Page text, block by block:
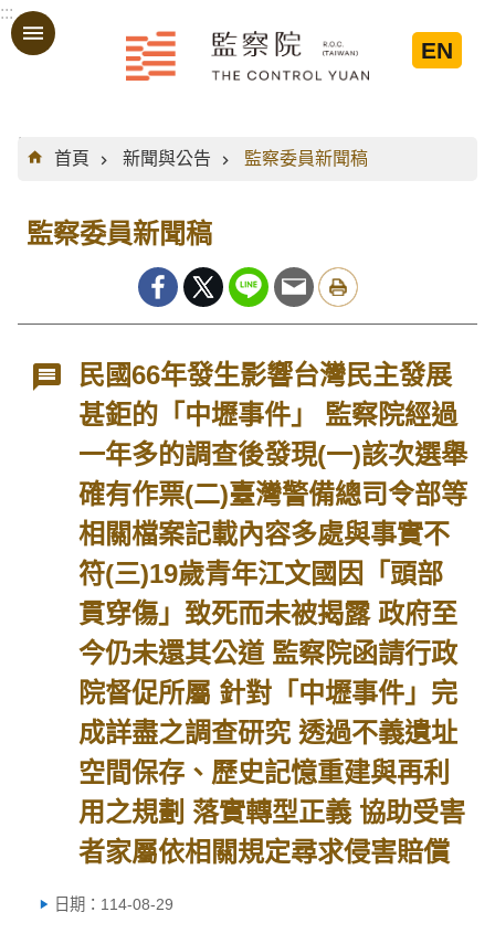
跳到主要內容區塊
:::
EN
:::
首頁
新聞與公告 監察委員新聞稿
監察委員新聞稿
民國66年發生影響台灣民主發展
甚鉅的「中壢事件」 監察院經過
一年多的調查後發現(一)該次選舉
確有作票(二)臺灣警備總司令部等
相關檔案記載內容多處與事實不
符(三)19歲青年江文國因「頭部
貫穿傷」致死而未被揭露 政府至
今仍未還其公道 監察院函請行政
院督促所屬 針對「中壢事件」完
成詳盡之調查研究 透過不義遺址
空間保存、歷史記憶重建與再利
用之規劃 落實轉型正義 協助受害
者家屬依相關規定尋求侵害賠償
日期：114-08-29